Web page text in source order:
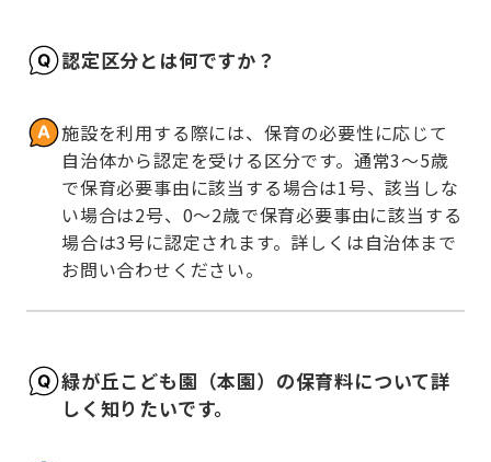
認定区分とは何ですか？
施設を利用する際には、保育の必要性に応じて
自治体から認定を受ける区分です。通常3～5歳
で保育必要事由に該当する場合は1号、該当しな
い場合は2号、0～2歳で保育必要事由に該当する
場合は3号に認定されます。詳しくは自治体まで
お問い合わせください。
緑が丘こども園（本園）の保育料について詳
しく知りたいです。